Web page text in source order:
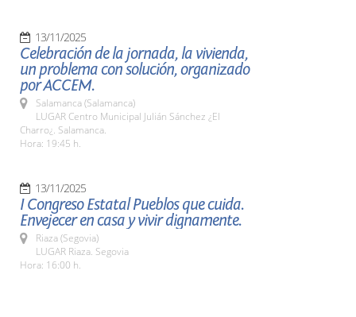
13/11/2025
Celebración de la jornada, la vivienda,
un problema con solución, organizado
por ACCEM.
Salamanca (Salamanca)
LUGAR Centro Municipal Julián Sánchez ¿El
Charro¿. Salamanca.
Hora: 19:45 h.
13/11/2025
I Congreso Estatal Pueblos que cuida.
Envejecer en casa y vivir dignamente.
Riaza (Segovia)
LUGAR Riaza. Segovia
Hora: 16:00 h.